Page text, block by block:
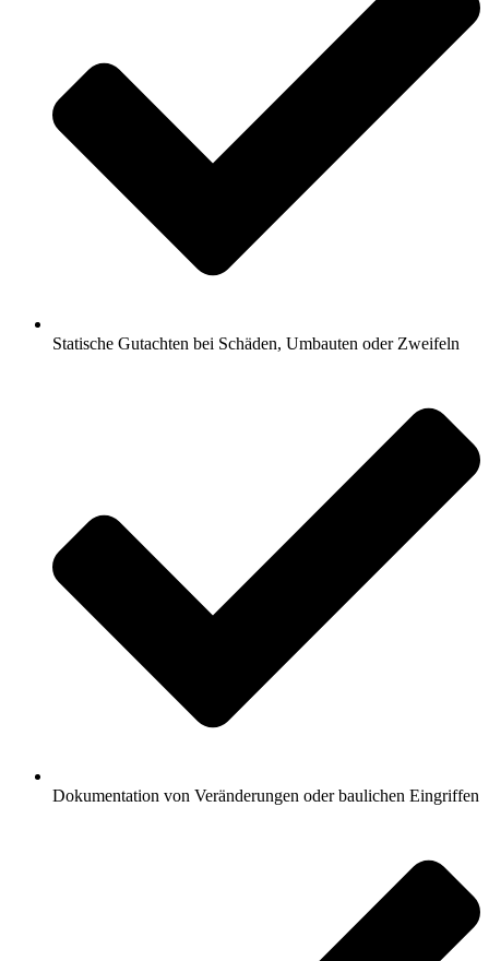
Statische Gutachten bei Schäden, Umbauten oder Zweifeln
Dokumentation von Veränderungen oder baulichen Eingriffen